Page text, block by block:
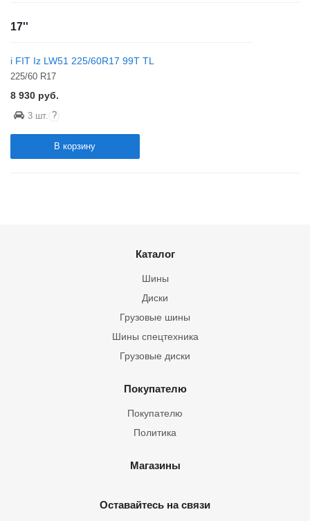
17''
i FIT Iz LW51 225/60R17 99T TL
225/60 R17
8 930 руб.
3 шт. ?
В корзину
Каталог
Шины
Грузовые шины
Шины спецтехника
Диски
Грузовые диски
Покупателю
Покупателю
Политика
Магазины
Оставайтесь на связи